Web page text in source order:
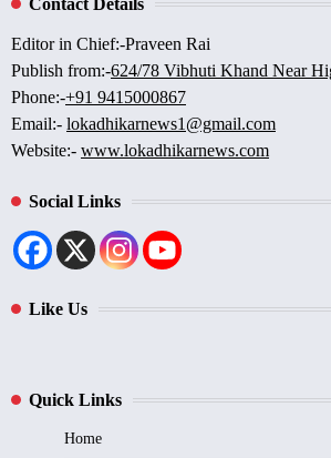
Contact Details
Editor in Chief:-Praveen Rai
Publish from:-624/78 Vibhuti Khand Near
Phone:-+91 9415000867
Email:- lokadhikarnews1@gmail.com
Website:- www.lokadhikarnews.com
Social Links
Like Us
Quick Links
Home